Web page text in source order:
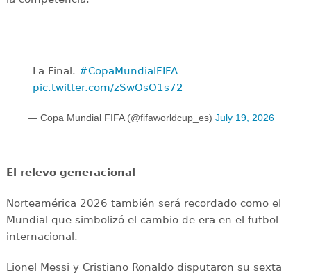
La Final. ️ #CopaMundialFIFA
pic.twitter.com/zSwOsO1s72
— Copa Mundial FIFA (@fifaworldcup_es) July 19, 2026
El relevo generacional
Norteamérica 2026 también será recordado como el
Mundial que simbolizó el cambio de era en el futbol
internacional.
Lionel Messi y Cristiano Ronaldo disputaron su sexta